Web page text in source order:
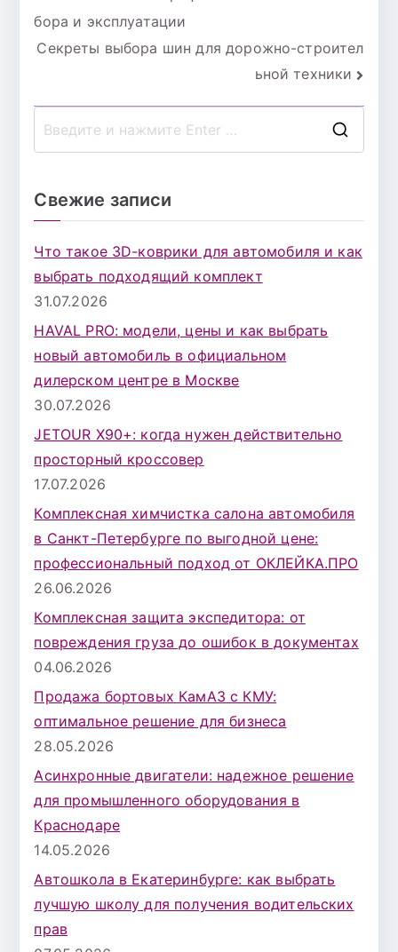
по
бора и эксплуатации
Секреты выбора шин для дорожно-строител
ьной техники
Свежие записи
Что такое 3D-коврики для автомобиля и как
выбрать подходящий комплект
31.07.2026
HAVAL PRO: модели, цены и как выбрать
новый автомобиль в официальном
дилерском центре в Москве
30.07.2026
JETOUR X90+: когда нужен действительно
просторный кроссовер
17.07.2026
Комплексная химчистка салона автомобиля
в Санкт-Петербурге по выгодной цене:
профессиональный подход от ОКЛЕЙКА.ПРО
26.06.2026
Комплексная защита экспедитора: от
повреждения груза до ошибок в документах
04.06.2026
Продажа бортовых КамАЗ с КМУ:
оптимальное решение для бизнеса
28.05.2026
Асинхронные двигатели: надежное решение
для промышленного оборудования в
Краснодаре
14.05.2026
Автошкола в Екатеринбурге: как выбрать
лучшую школу для получения водительских
прав